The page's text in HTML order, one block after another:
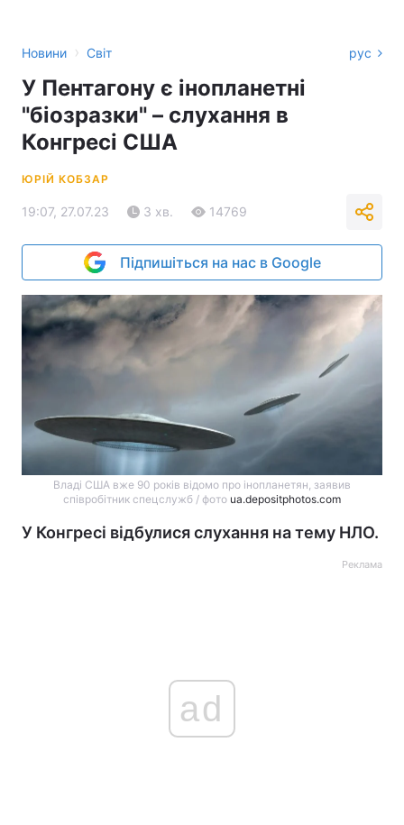
Новини › Світ рус
У Пентагону є інопланетні
"біозразки" – слухання в
Конгресі США
ЮРІЙ КОБЗАР
19:07, 27.07.23 3 хв. 14769
Підпишіться на нас в Google
Владі США вже 90 років відомо про інопланетян, заявив
співробітник спецслужб / фото ua.depositphotos.com
У Конгресі відбулися слухання на тему НЛО.
Реклама
ad